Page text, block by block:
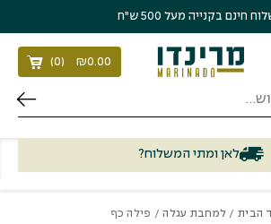
חינם בקנייה מעל 500 ש״ח
₪0.00
(
0
)
לאן ומתי המשלוח?
הבית / למחבת עגלה/ פילה כף